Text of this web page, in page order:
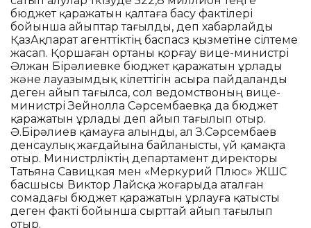
бюджет қаражатын қалтаға басу фактілері
бойынша айыптар тағылды, деп хабарлайды
ҚазАқпарат агенттіктің баспасөз қызметіне сілтеме
жасап. Қоршаған ортаны қорғау вице-министрі
Әлжан Бірәлиевке бюджет қаражатын ұрлады
және лауазымдық өкілеттігін асыра пайдаланды
деген айып тағылса, сол ведомствоның вице-
министрі Зейнолла Сәрсембаевқа да бюджет
қаражатын ұрлады деп айып тағылып отыр.
Ә.Бірәлиев қамауға алынды, ал З.Сәрсембаев
денсаулық жағдайына байланысты, үй қамақта
отыр. Министрліктің департамент директоры
Татьяна Савицкая мен «Меркурий Плюс» ЖШС
басшысы Виктор Лайсқа жоғарыда аталған
сомадағы бюджет қаражатын ұрлауға қатысты
деген факті бойынша сырттай айып тағылып
отыр.